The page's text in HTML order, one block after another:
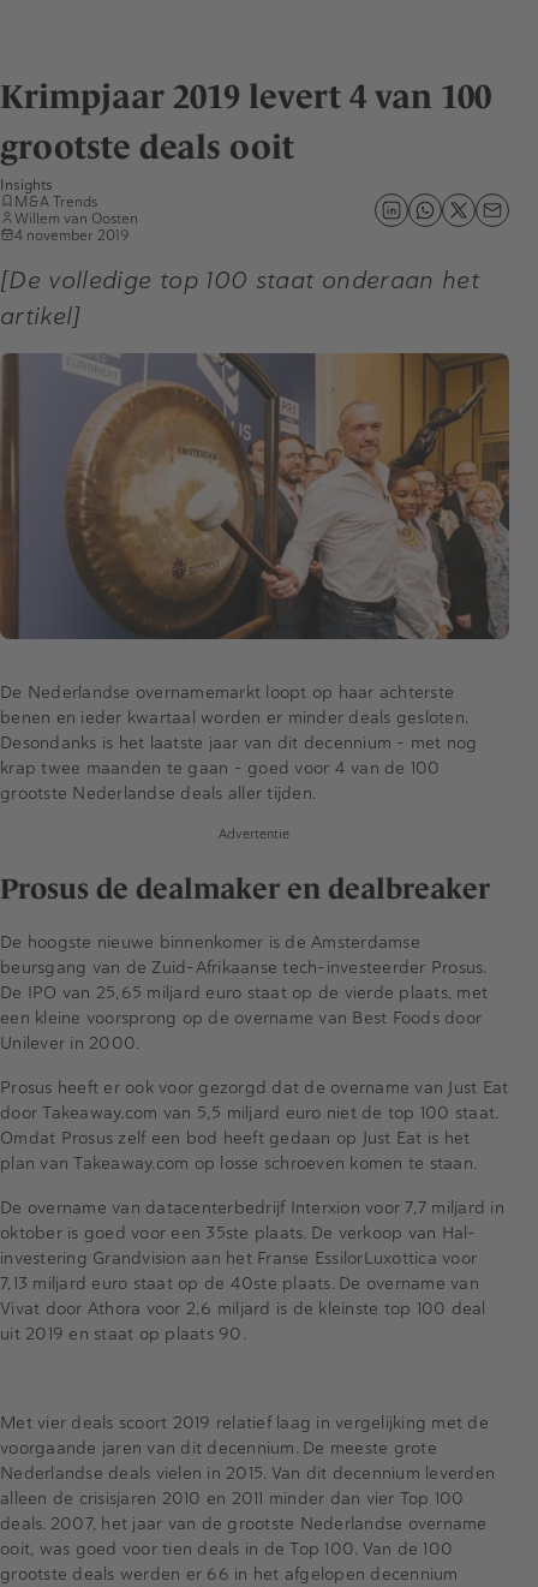
Krimpjaar 2019 levert 4 van 100
grootste deals ooit
Insights
M&A Trends
Willem van Oosten
4 november 2019
[De volledige top 100 staat onderaan het
artikel]
De Nederlandse overnamemarkt loopt op haar achterste
benen en ieder kwartaal worden er minder deals gesloten.
Desondanks is het laatste jaar van dit decennium - met nog
krap twee maanden te gaan - goed voor 4 van de 100
grootste Nederlandse deals aller tijden.
Advertentie
Prosus de dealmaker en dealbreaker
De hoogste nieuwe binnenkomer is de Amsterdamse
beursgang van de Zuid-Afrikaanse tech-investeerder Prosus.
De IPO van 25,65 miljard euro staat op de vierde plaats, met
een kleine voorsprong op de overname van Best Foods door
Unilever in 2000.
Prosus heeft er ook voor gezorgd dat de overname van Just Eat
door Takeaway.com van 5,5 miljard euro niet de top 100 staat.
Omdat Prosus zelf een bod heeft gedaan op Just Eat is het
plan van Takeaway.com op losse schroeven komen te staan.
De overname van datacenterbedrijf Interxion voor 7,7 miljard in
oktober is goed voor een 35ste plaats. De verkoop van Hal-
investering Grandvision aan het Franse EssilorLuxottica voor
7,13 miljard euro staat op de 40ste plaats. De overname van
Vivat door Athora voor 2,6 miljard is de kleinste top 100 deal
uit 2019 en staat op plaats 90.
Met vier deals scoort 2019 relatief laag in vergelijking met de
voorgaande jaren van dit decennium. De meeste grote
Nederlandse deals vielen in 2015. Van dit decennium leverden
alleen de crisisjaren 2010 en 2011 minder dan vier Top 100
deals. 2007, het jaar van de grootste Nederlandse overname
ooit, was goed voor tien deals in de Top 100. Van de 100
grootste deals werden er 66 in het afgelopen decennium